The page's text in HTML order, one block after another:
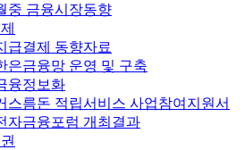
중 금융시장동향
급결제 동향자료
은금융망 운영 및 구축
융정보화
스름돈 적립서비스 사업참여지원서
자금융포럼 개최결과